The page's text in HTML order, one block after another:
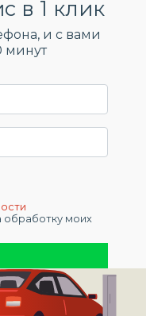
в 1 клик
и c вами
минут
обработку моих